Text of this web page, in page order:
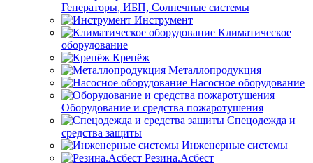
Генераторы, ИБП, Солнечные системы
Инструмент
Климатическое
оборудование
Крепёж
Металлопродукция
Насосное оборудование
Оборудование и средства пожаротушения
Спецодежда и
средства защиты
Инженерные системы
Резина.Асбест